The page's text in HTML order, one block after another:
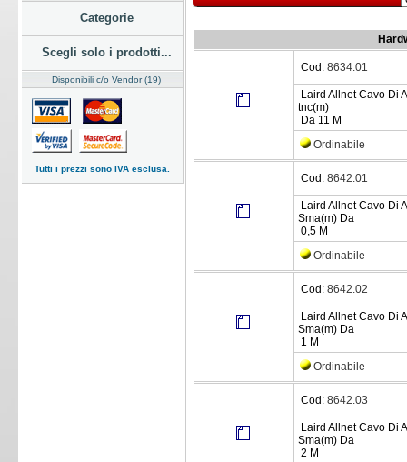
Categorie
Scegli solo i prodotti...
Disponibili c/o Vendor (19)
Tutti i prezzi sono IVA esclusa.
Cod: 8634.01
Laird Allnet Cavo Di
tnc(m)
Da 11 M
Ordinabile
Cod: 8642.01
Laird Allnet Cavo Di
Sma(m) Da
0,5 M
Ordinabile
Cod: 8642.02
Laird Allnet Cavo Di
Sma(m) Da
1 M
Ordinabile
Cod: 8642.03
Laird Allnet Cavo Di
Sma(m) Da
2 M